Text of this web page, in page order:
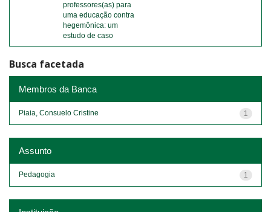
professores(as) para
uma educação contra
hegemônica: um
estudo de caso
Busca facetada
Membros da Banca
1
Piaia, Consuelo Cristine
Assunto
1
Pedagogia